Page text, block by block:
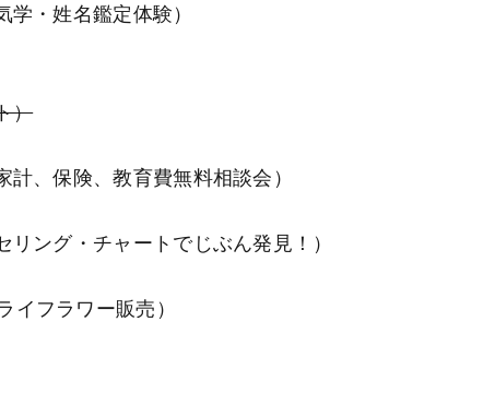
・姓名鑑定体験）
）
、保険、教育費無料相談会）
ング・チャートでじぶん発見！）
フラワー販売）